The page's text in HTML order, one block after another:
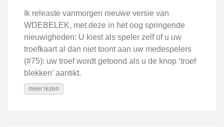
Ik releaste vanmorgen nieuwe versie van
WDEBELEK, met deze in het oog springende
nieuwigheden: U kiest als speler zelf of u uw
troefkaart al dan niet toont aan uw medespelers
(#75): uw troef wordt getoond als u de knop ‘troef
blekken’ aantikt.
meer lezen